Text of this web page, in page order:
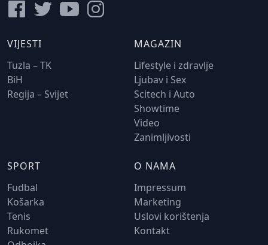
VIJESTI
Tuzla – TK
BiH
Regija – Svijet
MAGAZIN
Lifestyle i zdravlje
Ljubav i Sex
Scitech i Auto
Showtime
Video
Zanimljivosti
SPORT
Fudbal
Košarka
Tenis
Rukomet
O NAMA
Impressum
Marketing
Uslovi korištenja
Kontakt